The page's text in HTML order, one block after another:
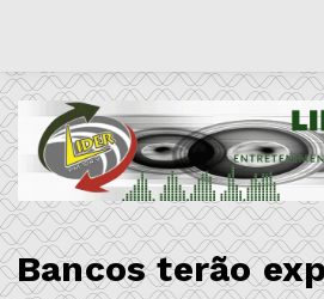
Bancos terão